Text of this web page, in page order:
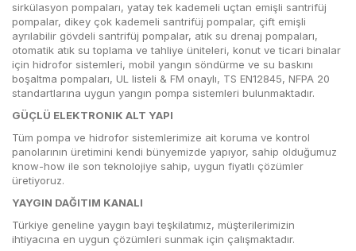
sirkülasyon pompaları, yatay tek kademeli uçtan emişli santrifüj
pompalar, dikey çok kademeli santrifüj pompalar, çift emişli
ayrılabilir gövdeli santrifüj pompalar, atık su drenaj pompaları,
otomatik atık su toplama ve tahliye üniteleri, konut ve ticari binalar
için hidrofor sistemleri, mobil yangın söndürme ve su baskını
boşaltma pompaları, UL listeli & FM onaylı, TS EN12845, NFPA 20
standartlarına uygun yangın pompa sistemleri bulunmaktadır.
GÜÇLÜ ELEKTRONIK ALT YAPI
Tüm pompa ve hidrofor sistemlerimize ait koruma ve kontrol
panolarının üretimini kendi bünyemizde yapıyor, sahip olduğumuz
know-how ile son teknolojiye sahip, uygun fiyatlı çözümler
üretiyoruz.
YAYGIN DAĞITIM KANALI
Türkiye geneline yaygın bayi teşkilatımız, müşterilerimizin
ihtiyacına en uygun çözümleri sunmak için çalışmaktadır.